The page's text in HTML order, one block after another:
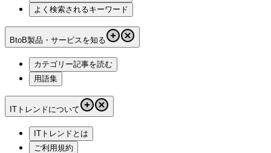
よく検索されるキーワード
BtoB製品・サービスを知る
カテゴリー記事を読む
用語集
ITトレンドについて
ITトレンドとは
ご利用規約